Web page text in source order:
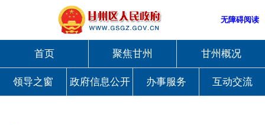
无障碍阅读
首页 聚焦甘州 甘州概况
领导之窗 政府信息公开 办事服务 互动交流